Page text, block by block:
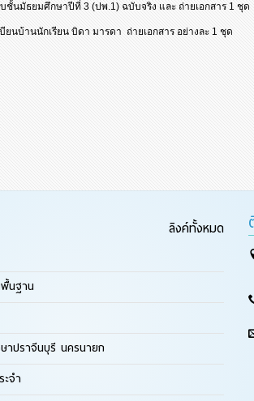
บชั้นมัธยมศึกษาปีที่ 3 (ปพ.1) ฉบับจริง และ ถ่ายเอกสาร 1 ชุ
ยนบ้านนักเรียน บิดา มารดา ถ่ายเอกสาร อย่างละ 1 ชุด
ลิงค์ทั้งหมด
นฐาน
าปราจีนบุรี นครนายก
จำ